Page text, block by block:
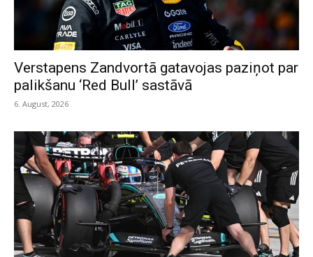
Verstapens Zandvortā gatavojas paziņot par
palikšanu ‘Red Bull’ sastāvā
6. August, 2026